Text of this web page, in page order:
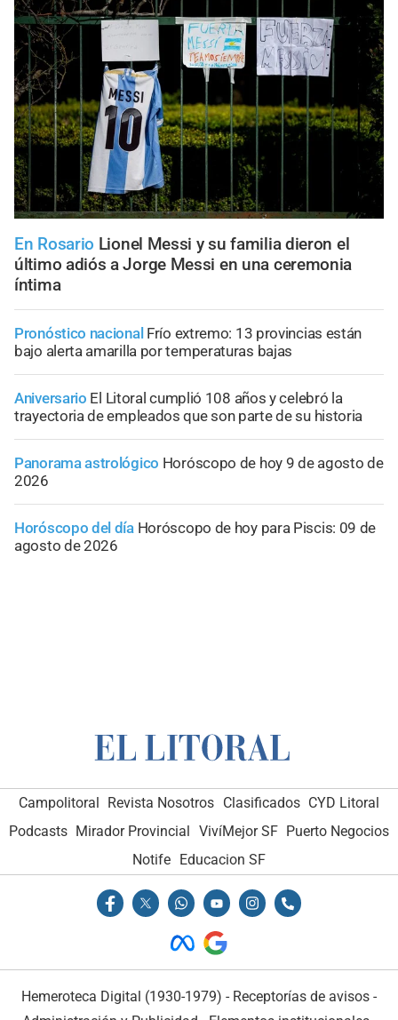
En Rosario Lionel Messi y su familia dieron el
último adiós a Jorge Messi en una ceremonia
íntima
Pronóstico nacional Frío extremo: 13 provincias están
bajo alerta amarilla por temperaturas bajas
Aniversario El Litoral cumplió 108 años y celebró la
trayectoria de empleados que son parte de su historia
Panorama astrológico Horóscopo de hoy 9 de agosto de
2026
Horóscopo del día Horóscopo de hoy para Piscis: 09 de
agosto de 2026
Campolitoral Revista Nosotros Clasificados CYD Litoral
Podcasts Mirador Provincial VivíMejor SF Puerto Negocios
Notife
Educacion SF
Hemeroteca Digital (1930-1979) - Receptorías de avisos -